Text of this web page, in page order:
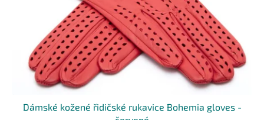
Dámské kožené řidičské rukavice Bohemia gloves -